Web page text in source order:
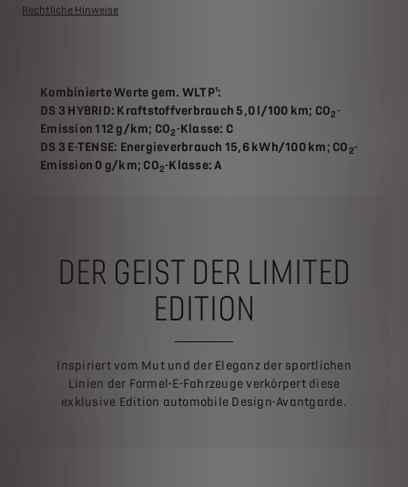
Rechtliche Hinweise
Kombinierte Werte gem. WLTP¹:
DS 3 HYBRID: Kraftstoffverbrauch 5,0 l/100 km; CO2-
Emission 112 g/km; CO2-Klasse: C
DS 3 E-TENSE: Energieverbrauch 15,6 kWh/100 km; CO2-
Emission 0 g/km; CO2-Klasse: A
DER GEIST DER LIMITED
EDITION
Inspiriert vom Mut und der Eleganz der sportlichen
Linien der Formel-E-Fahrzeuge verkörpert diese
exklusive Edition automobile Design-Avantgarde.